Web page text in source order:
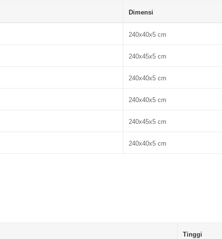
Dimensi
240x40x5 cm
240x45x5 cm
240x40x5 cm
240x40x5 cm
240x45x5 cm
240x40x5 cm
Tinggi